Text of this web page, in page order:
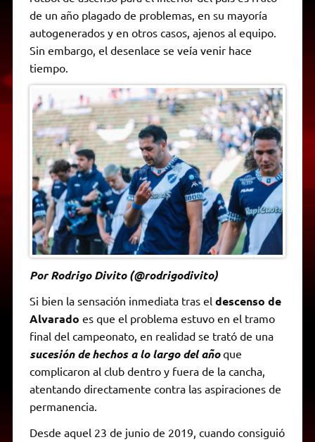
p
p
a
m
r
o
k
n
g
e
r
i
n
k
F
r
i
n
y
de un año plagado de problemas, en su mayoría
autogenerados y en otros casos, ajenos al equipo.
Sin embargo, el desenlace se veía venir hace
tiempo.
Por Rodrigo Divito (@rodrigodivito)
Si bien la sensación inmediata tras el descenso de
Alvarado es que el problema estuvo en el tramo
final del campeonato, en realidad se trató de una
sucesión de hechos a lo largo del añoque
complicaron al club dentro y fuera de la cancha,
atentando directamente contra las aspiraciones de
permanencia.
Desde aquel 23 de junio de 2019, cuando consiguió